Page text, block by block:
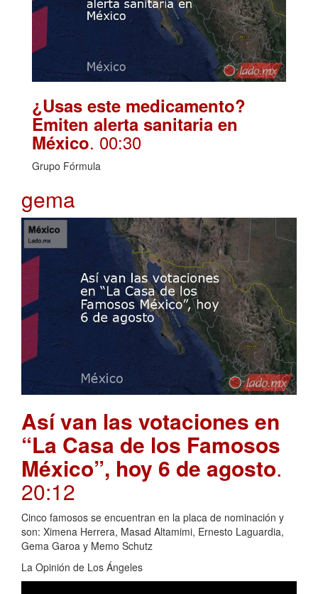
¿Usas este medicamento?
Emiten alerta sanitaria en
México. 00:30
Grupo Fórmula
gema
Así van las votaciones en
“La Casa de los Famosos
México”, hoy 6 de agosto.
20:12
Cinco famosos se encuentran en la placa de nominación y
son: Ximena Herrera, Masad Altamimi, Ernesto Laguardia,
Gema Garoa y Memo Schutz
La Opinión de Los Ángeles